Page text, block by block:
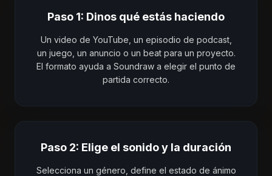
Paso 1: Dinos qué estás haciendo
Un video de YouTube, un episodio de podcast,
un juego, un anuncio o un beat para un proyecto.
El formato ayuda a Soundraw a elegir el punto de
partida correcto.
Paso 2: Elige el sonido y la duración
Selecciona un género, define el estado de ánimo